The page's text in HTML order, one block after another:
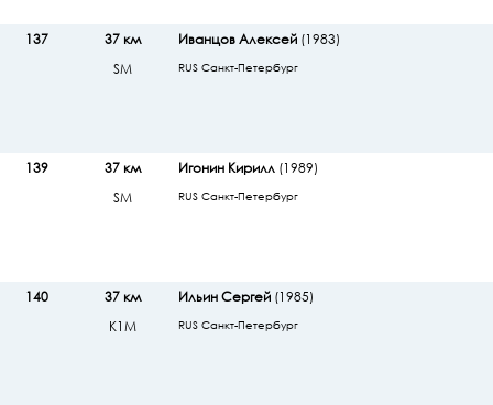
137
37 км
SМ
Иванцов Алексей(1983)
RUS Санкт-Петербург
139
37 км
SМ
Игонин Кирилл(1989)
RUS Санкт-Петербург
140
37 км
К1М
Ильин Сергей(1985)
RUS Санкт-Петербург